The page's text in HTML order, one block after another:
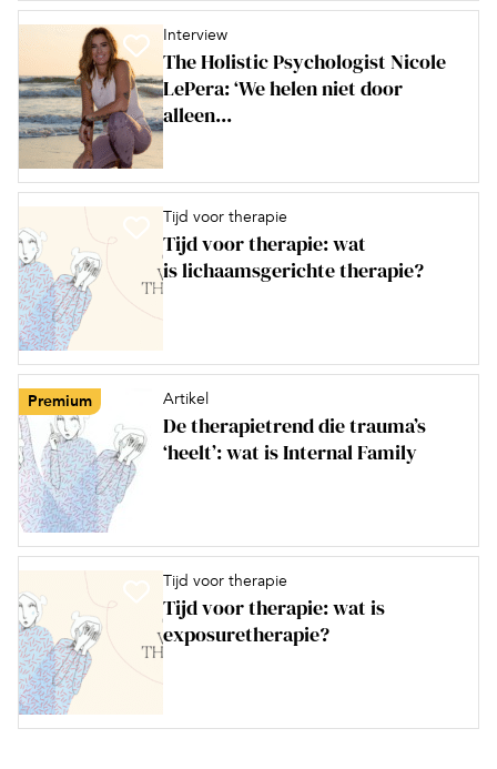
Interview
The Holistic Psychologist Nicole
LePera: ‘We helen niet door
alleen...
Tijd voor therapie
Tijd voor therapie: wat
is lichaamsgerichte therapie?
Premium Artikel
De therapietrend die trauma’s
‘heelt’: wat is Internal Family
Tijd voor therapie
Tijd voor therapie: wat is
exposuretherapie?